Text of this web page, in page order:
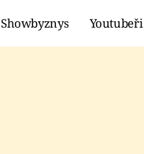
Showbyznys Youtubeři